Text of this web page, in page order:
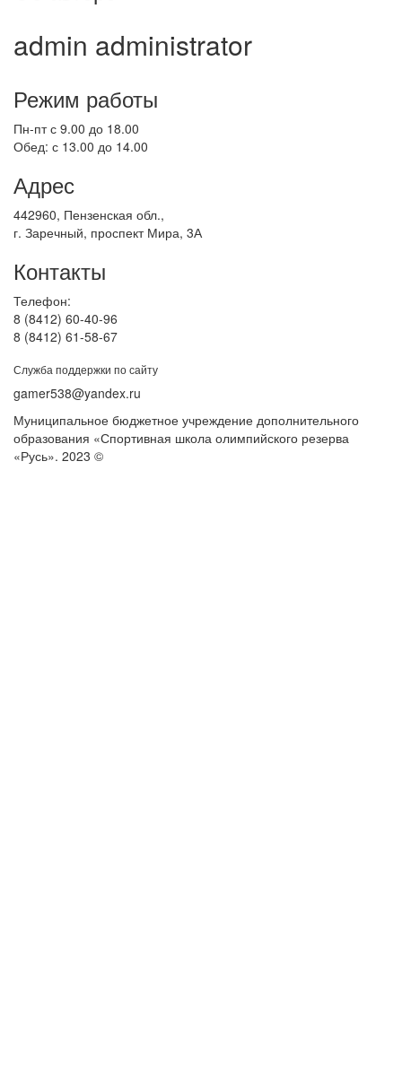
admin administrator
Режим работы
Пн-пт с 9.00 до 18.00
Обед: с 13.00 до 14.00
Адрес
442960, Пензенская обл.,
г. Заречный, проспект Мира, 3А
Контакты
Телефон:
8 (8412) 60-40-96
8 (8412) 61-58-67
Служба поддержки по сайту
gamer538@yandex.ru
Муниципальное бюджетное учреждение дополнительного
образования «Спортивная школа олимпийского резерва
«Русь». 2023 ©